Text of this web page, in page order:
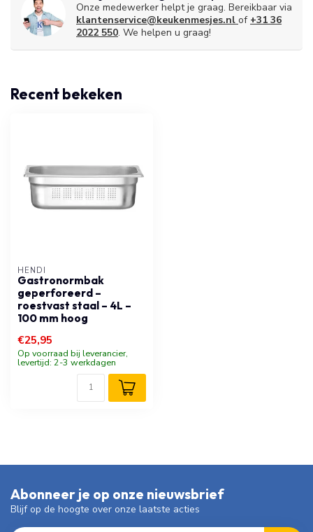
Onze medewerker helpt je graag. Bereikbaar via
klantenservice@keukenmesjes.nl of +31 36
2022 550. We helpen u graag!
Recent bekeken
HENDI
Gastronormbak
geperforeerd –
roestvast staal – 4L –
100 mm hoog
€25,95
Op voorraad bij leverancier,
levertijd: 2-3 werkdagen
Abonneer je op onze nieuwsbrief
Blijf op de hoogte over onze laatste acties